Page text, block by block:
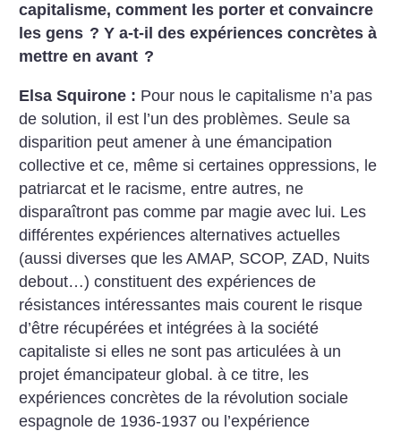
capitalisme, comment les porter et convaincre
les gens ? Y a-t-il des expériences concrètes à
mettre en avant ?
Elsa Squirone : Pour nous le capitalisme n’a pas
de solution, il est l’un des problèmes. Seule sa
disparition peut amener à une émancipation
collective et ce, même si certaines oppressions, le
patriarcat et le racisme, entre autres, ne
disparaîtront pas comme par magie avec lui. Les
différentes expériences alternatives actuelles
(aussi diverses que les AMAP, SCOP, ZAD, Nuits
debout…) constituent des expériences de
résistances intéressantes mais cou­rent le risque
d’être récupérées et intégrées à la société
capitaliste si elles ne sont pas articulées à un
projet émancipateur global. à ce titre, les
expériences concrètes de la révolution sociale
espagnole de 1936-1937 ou l’expérience